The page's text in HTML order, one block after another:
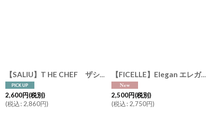
【SALIU】T HE CHEF ザシェフ フライパンS Frying Pan φ17.5cm 耐熱陶器 日本製 クッキングプレート 簡単料理 魚焼きグリル オーブン レンジ トースター
2,600円(税別)
(税込: 2,860円)
【FICELLE】Elegan エレガン 深皿 DD 黒土 クラシカルプレート グレイ フィセル 日本製 美濃焼 24.3 x 17 x 4.5cm
2,500円(税別)
(税込: 2,750円)